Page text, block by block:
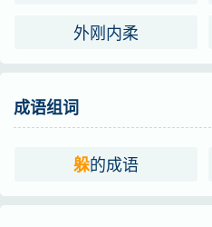
外刚内柔
成语组词
躲的成语